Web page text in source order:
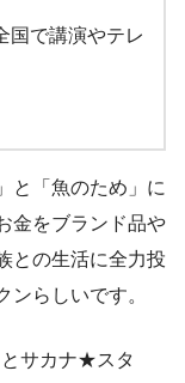
国で講演やテレ
と「魚のため」に
金をブランド品や
との生活に全力投
ンらしいです。
サカナ★スタ